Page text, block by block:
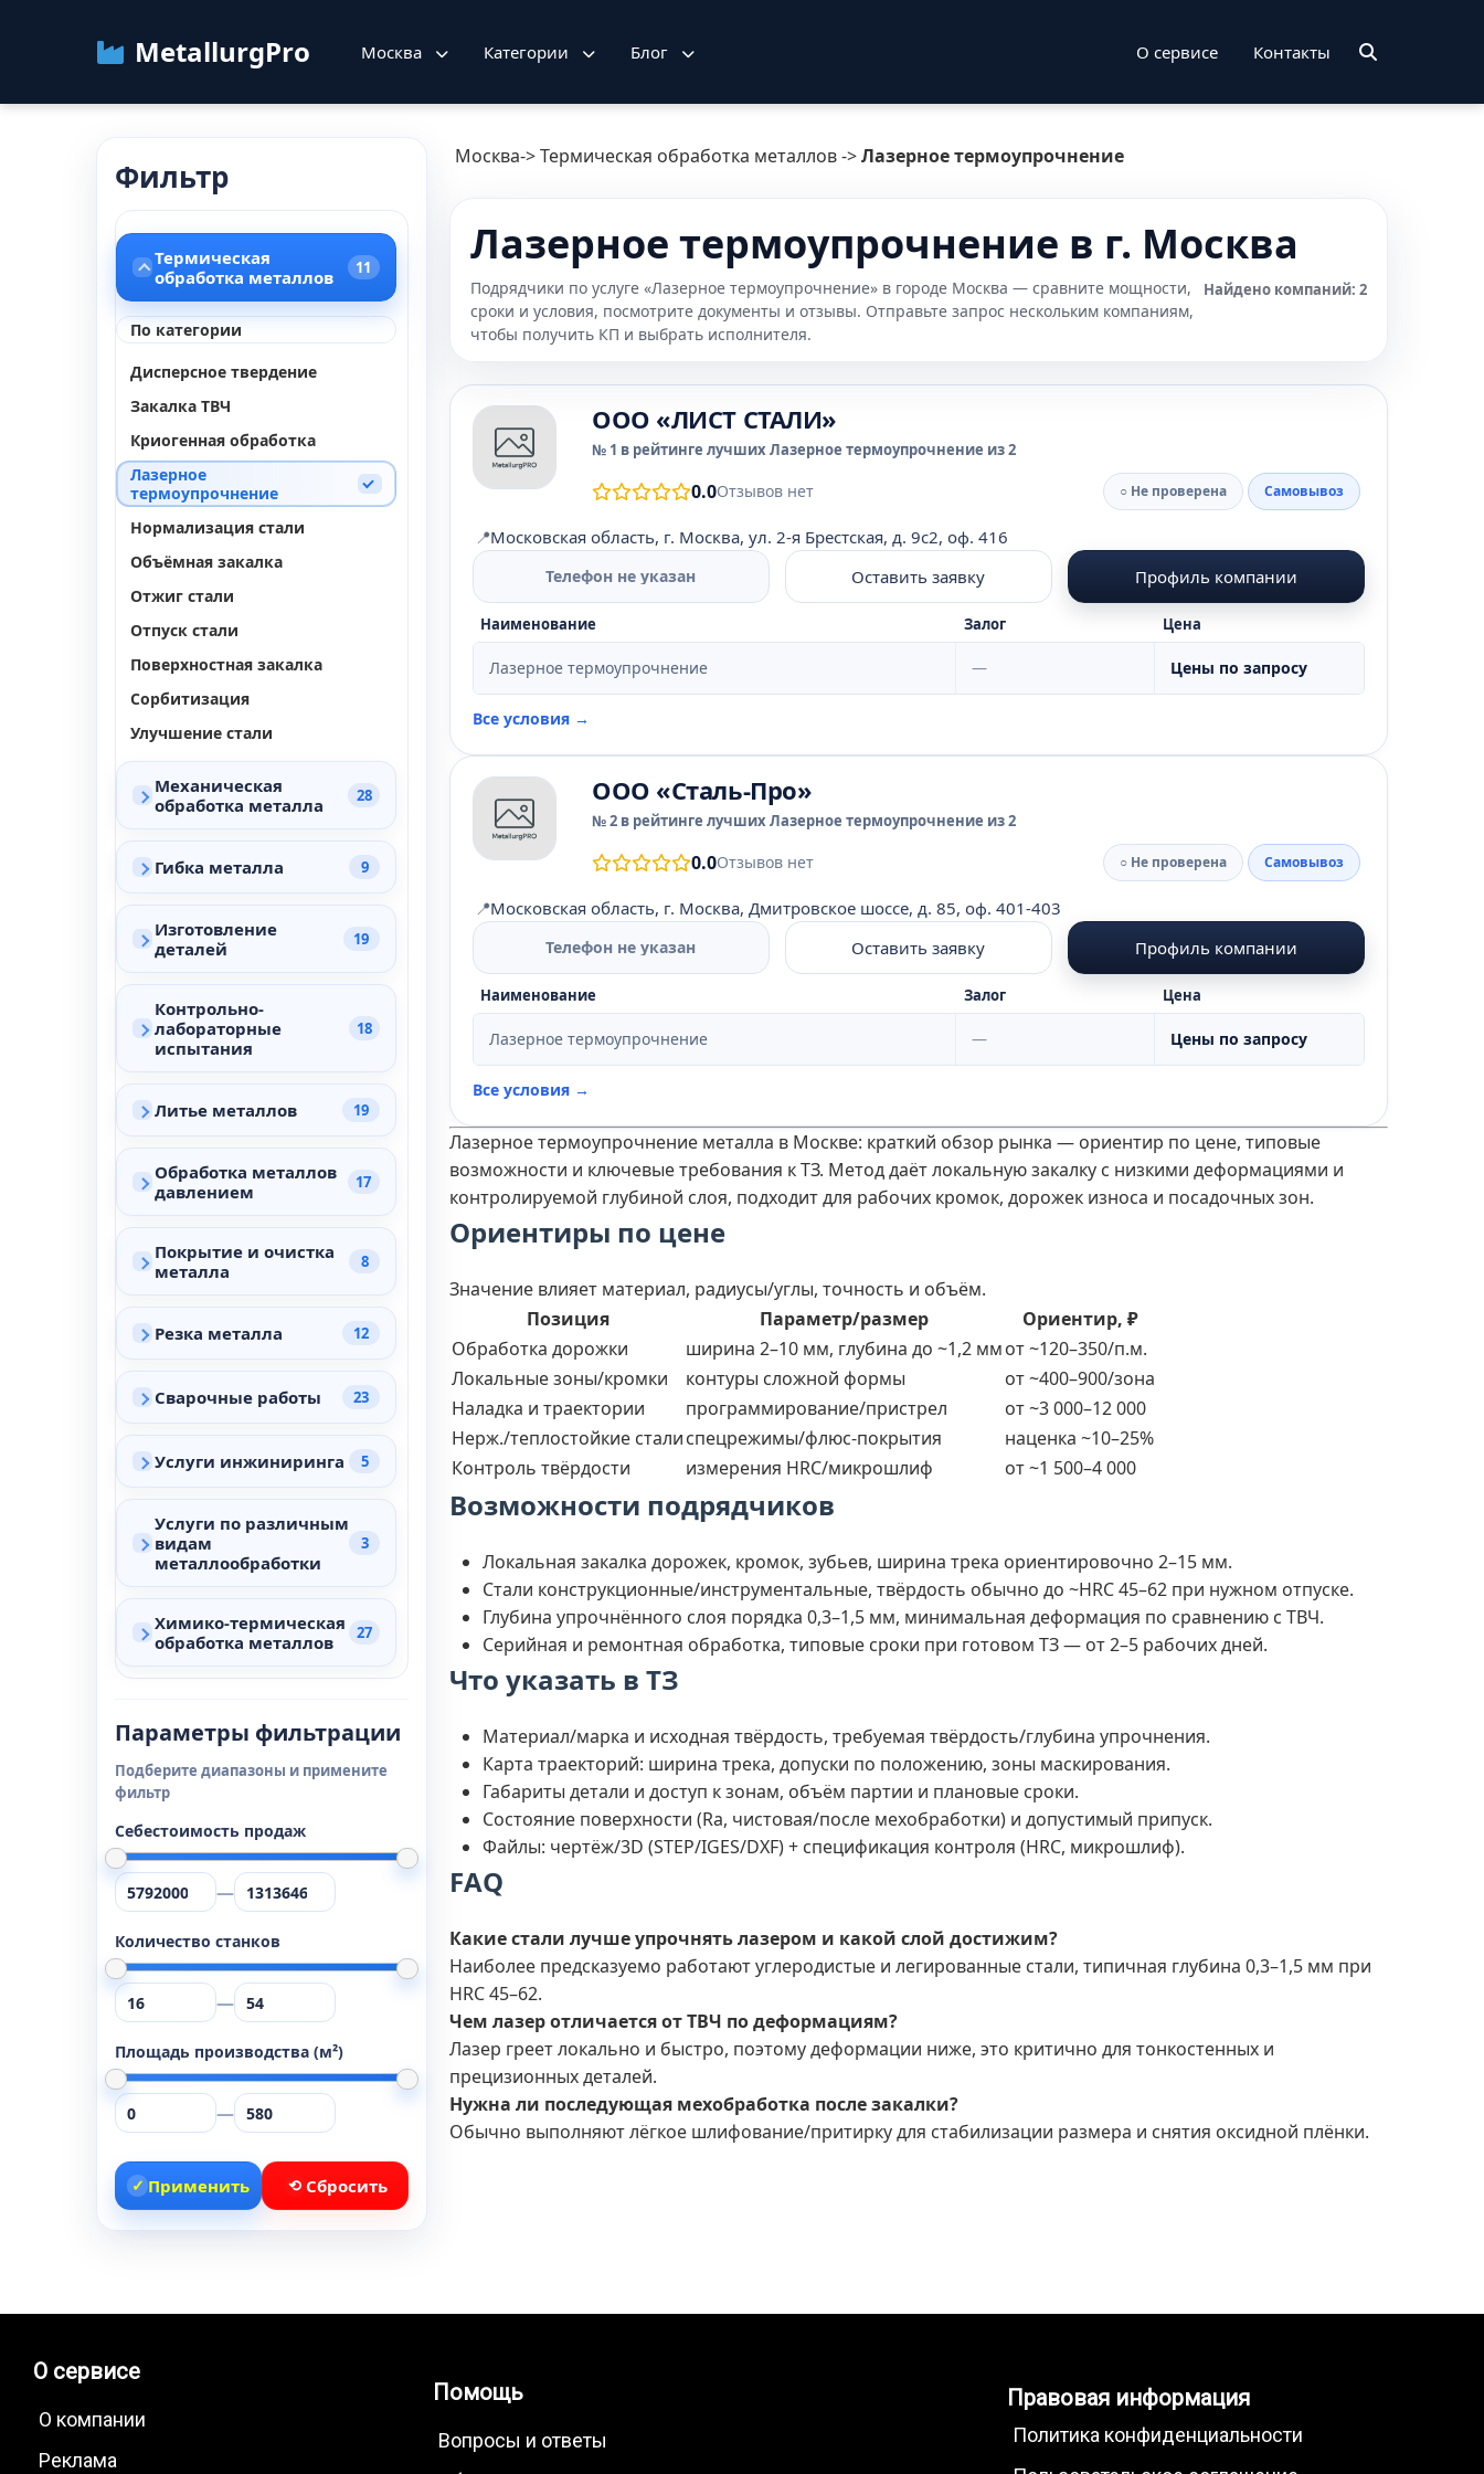
MetallurgPro Москва Категории Блог О сервисе Контакты
Фильтр
Термическая
обработка металлов
11
По категории
Дисперсное твердение
Закалка ТВЧ
Криогенная обработка
Лазерное
термоупрочнение
Нормализация стали
Объёмная закалка
Отжиг стали
Отпуск стали
Поверхностная закалка
Сорбитизация
Улучшение стали
Механическая
обработка металла
28
Гибка металла 9
Изготовление
деталей
19
Контрольно-
лабораторные
испытания
18
Литье металлов 19
Обработка металлов
давлением
17
Покрытие и очистка
металла
8
Резка металла 12
Сварочные работы 23
Услуги инжиниринга 5
Услуги по различным
видам
металлообработки
3
Химико-термическая
обработка металлов
27
Параметры фильтрации
Подберите диапазоны и примените
фильтр
Себестоимость продаж
—
Количество станков
—
Площадь производства (м²)
—
✓ Применить ⟲ Сбросить
Москва->Термическая обработка металлов->Лазерное термоупрочнение
Лазерное термоупрочнение в г. Москва
Подрядчики по услуге «Лазерное термоупрочнение» в городе Москва — сравните мощности,
сроки и условия, посмотрите документы и отзывы. Отправьте запрос нескольким компаниям,
чтобы получить КП и выбрать исполнителя.
Найдено компаний: 2
ООО «ЛИСТ СТАЛИ»
№ 1 в рейтинге лучших Лазерное термоупрочнение из 2
0.0Отзывов нет ○ Не проверена Самовывоз
📍Московская область, г. Москва, ул. 2-я Брестская, д. 9с2, оф. 416
Телефон не указан Оставить заявку Профиль компании
Наименование Залог Цена
Лазерное термоупрочнение — Цены по запросу
Все условия →
ООО «Сталь-Про»
№ 2 в рейтинге лучших Лазерное термоупрочнение из 2
0.0Отзывов нет ○ Не проверена Самовывоз
📍Московская область, г. Москва, Дмитровское шоссе, д. 85, оф. 401-403
Телефон не указан Оставить заявку Профиль компании
Наименование Залог Цена
Лазерное термоупрочнение — Цены по запросу
Все условия →
Лазерное термоупрочнение металла в Москве: краткий обзор рынка — ориентир по цене, типовые
возможности и ключевые требования к ТЗ. Метод даёт локальную закалку с низкими деформациями и
контролируемой глубиной слоя, подходит для рабочих кромок, дорожек износа и посадочных зон.
Ориентиры по цене
Значение влияет материал, радиусы/углы, точность и объём.
Позиция
Параметр/размер
Ориентир, ₽
Обработка дорожки
ширина 2–10 мм, глубина до ~1,2 ммот ~120–350/п.м.
Локальные зоны/кромки
контуры сложной формы
от ~400–900/зона
Наладка и траектории
программирование/пристрел
от ~3 000–12 000
Нерж./теплостойкие сталиспецрежимы/флюс-покрытия
наценка ~10–25%
Контроль твёрдости
измерения HRC/микрошлиф от ~1 500–4 000
Возможности подрядчиков
Локальная закалка дорожек, кромок, зубьев, ширина трека ориентировочно 2–15 мм.
Стали конструкционные/инструментальные, твёрдость обычно до ~HRC 45–62 при нужном отпуске.
Глубина упрочнённого слоя порядка 0,3–1,5 мм, минимальная деформация по сравнению с ТВЧ.
Серийная и ремонтная обработка, типовые сроки при готовом ТЗ — от 2–5 рабочих дней.
Что указать в ТЗ
Материал/марка и исходная твёрдость, требуемая твёрдость/глубина упрочнения.
Карта траекторий: ширина трека, допуски по положению, зоны маскирования.
Габариты детали и доступ к зонам, объём партии и плановые сроки.
Состояние поверхности (Ra, чистовая/после мехобработки) и допустимый припуск.
Файлы: чертёж/3D (STEP/IGES/DXF) + спецификация контроля (HRC, микрошлиф).
FAQ
Какие стали лучше упрочнять лазером и какой слой достижим?
Наиболее предсказуемо работают углеродистые и легированные стали, типичная глубина 0,3–1,5 мм при
HRC 45–62.
Чем лазер отличается от ТВЧ по деформациям?
Лазер греет локально и быстро, поэтому деформации ниже, это критично для тонкостенных и
прецизионных деталей.
Нужна ли последующая мехобработка после закалки?
Обычно выполняют лёгкое шлифование/притирку для стабилизации размера и снятия оксидной плёнки.
О сервисе
О компании
Реклама
Помощь
Вопросы и ответы
Правовая информация
Политика конфиденциальности